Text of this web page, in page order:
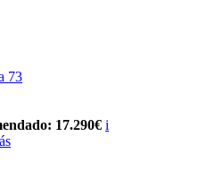
73
17.290€ i